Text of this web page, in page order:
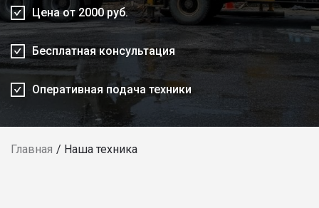
Цена от 2000 руб.
Бесплатная консультация
Оперативная подача техники
Главная Наша техника